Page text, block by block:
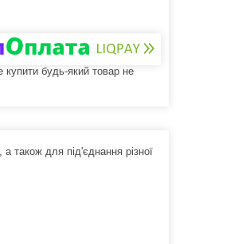
купити будь-який товар не
також для під'єднання різної